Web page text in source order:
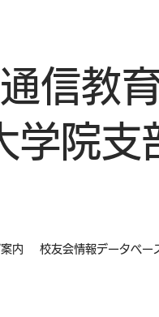
信教
学院支
内 校友会情報データベー